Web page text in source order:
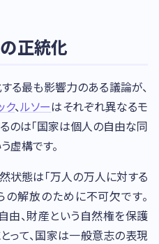
正統化
る最も影響力のある議論が、
ク、ルソーはそれぞれ異なるモ
のは「国家は個人の自由な同
虚構です。
状態は「万人の万人に対する
の解放のために不可欠です。
由、財産という自然権を保護
って、国家は一般意志の表現